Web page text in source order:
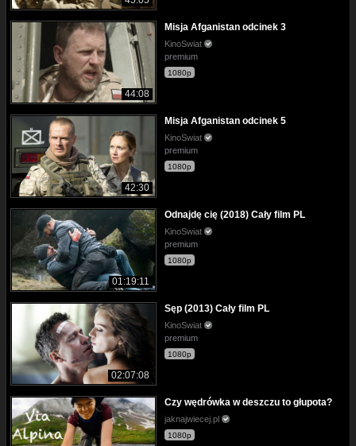
44:08
Misja Afganistan odcinek 3
KinoSwiat
premium
1080p
42:30
Misja Afganistan odcinek 5
KinoSwiat
premium
1080p
01:19:11
Odnajdę cię (2018) Cały film PL
KinoSwiat
premium
1080p
02:07:08
Sęp (2013) Cały film PL
KinoSwiat
premium
1080p
Czy wędrówka w deszczu to głupota?
jaknajwiecej.pl
1080p